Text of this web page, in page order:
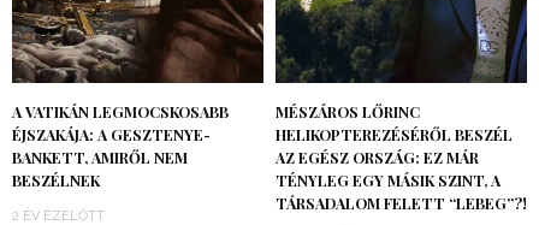
A VATIKÁN LEGMOCSKOSABB
ÉJSZAKÁJA: A GESZTENYE-
BANKETT, AMIRŐL NEM
BESZÉLNEK
2 ÉV EZELŐTT
MÉSZÁROS LŐRINC
HELIKOPTEREZÉSÉRŐL BESZÉL
AZ EGÉSZ ORSZÁG: EZ MÁR
TÉNYLEG EGY MÁSIK SZINT, A
TÁRSADALOM FELETT “LEBEG”?!